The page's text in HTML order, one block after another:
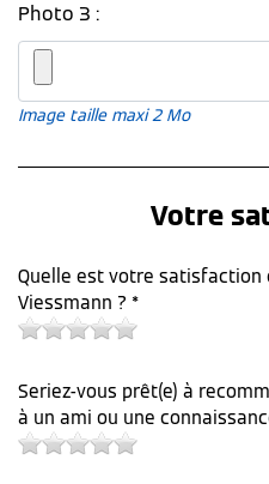
Photo 3 :
Image taille maxi 2 Mo
Votre
Quelle est votre satisfaction
Viessmann ? *
Seriez-vous prêt(e) à
à un ami ou une